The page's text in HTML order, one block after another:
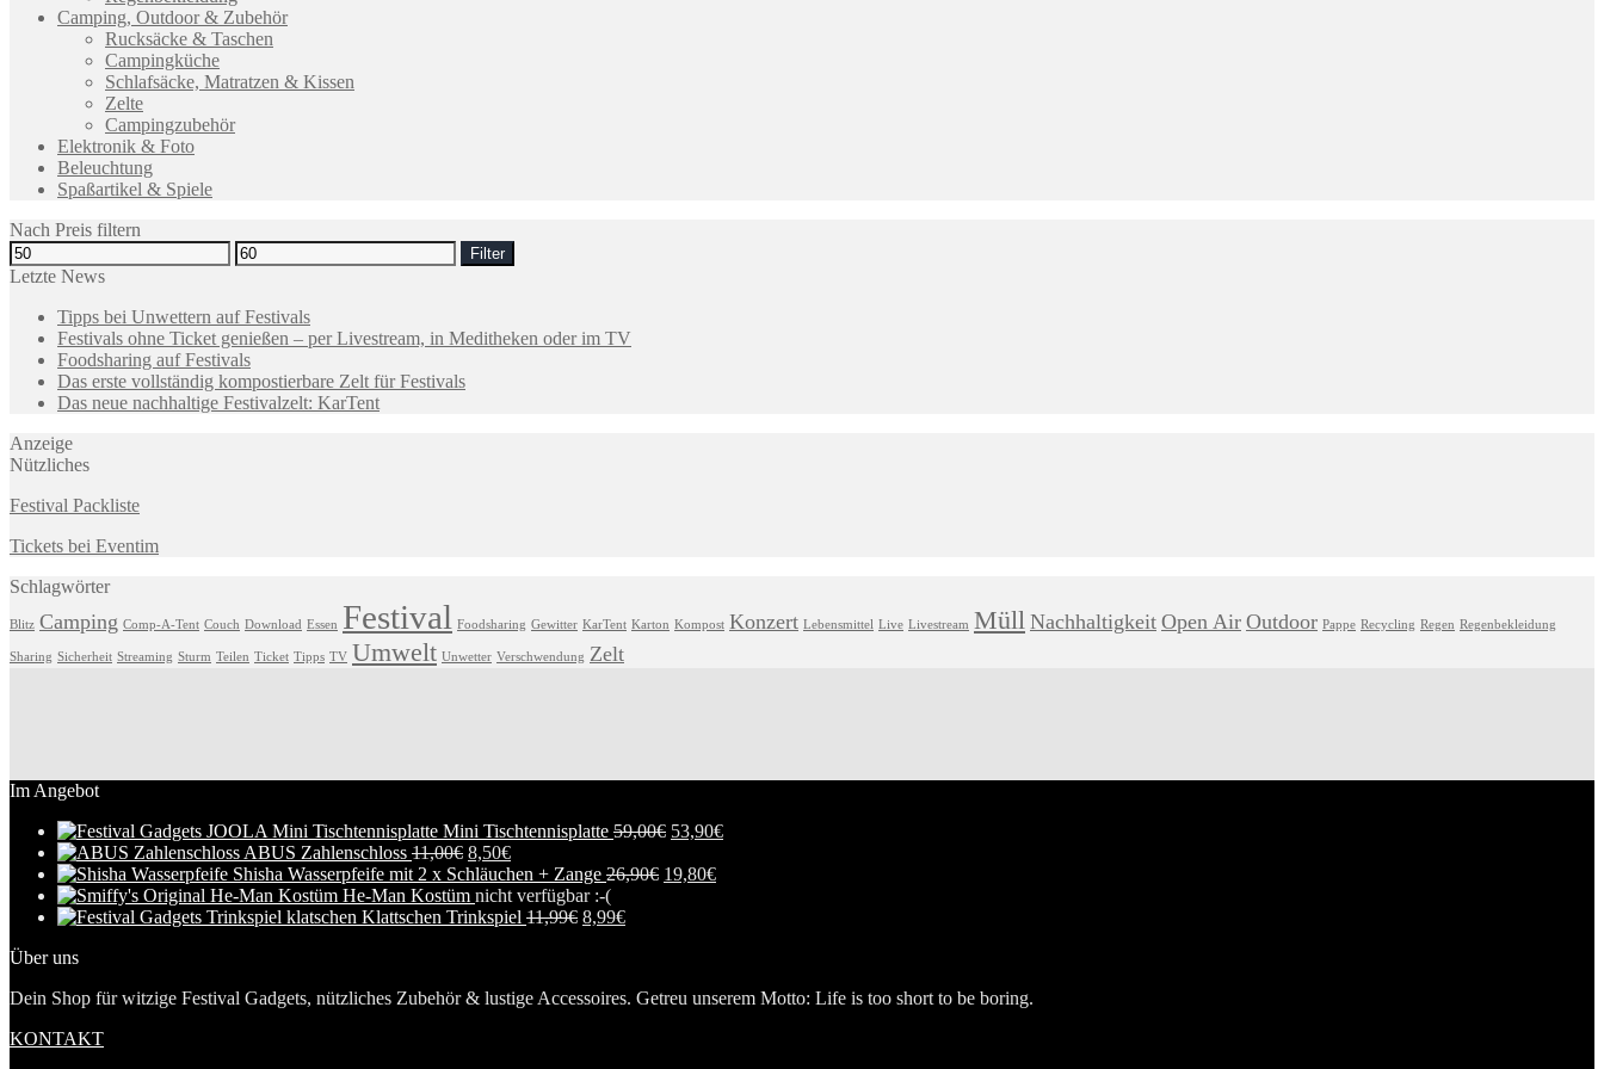
Camping, Outdoor & Zubehör
Rucksäcke & Taschen
Campingküche
Schlafsäcke, Matratzen & Kissen
Zelte
Campingzubehör
Elektronik & Foto
Beleuchtung
Spaßartikel & Spiele
Nach Preis filtern
Filter
Letzte News
Tipps bei Unwettern auf Festivals
Festivals ohne Ticket genießen – per Livestream, in Meditheken oder im TV
Foodsharing auf Festivals
Das erste vollständig kompostierbare Zelt für Festivals
Das neue nachhaltige Festivalzelt: KarTent
Anzeige
Nützliches
Festival Packliste
Tickets bei Eventim
Schlagwörter
Blitz Camping Comp-A-Tent Couch Download Essen Festival Foodsharing Gewitter KarTent Karton Kompost Konzert Lebensmittel Live Livestream Müll Nachhaltigkeit Open Air Outdoor Pappe Recycling Regen Regenbekleidung
Sharing Sicherheit Streaming Sturm Teilen Ticket Tipps TV Umwelt Unwetter Verschwendung Zelt
Im Angebot
Mini Tischtennisplatte 59,00€ 53,90€
ABUS Zahlenschloss 11,00€ 8,50€
Shisha Wasserpfeife mit 2 x Schläuchen + Zange 26,90€ 19,80€
He-Man Kostüm nicht verfügbar :-(
Klattschen Trinkspiel 11,99€ 8,99€
Über uns
Dein Shop für witzige Festival Gadgets, nützliches Zubehör & lustige Accessoires. Getreu unserem Motto: Life is too short to be boring.
KONTAKT